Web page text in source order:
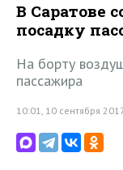
В Саратове
посадку
На борту
пассажира
10:01, 10 сентября